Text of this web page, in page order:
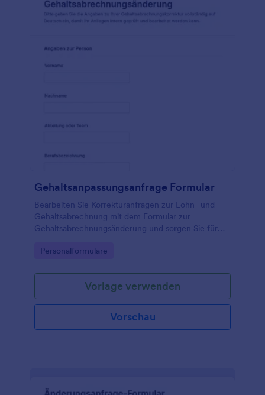
Gehaltsanpassungsanfrage Formular
Bearbeiten Sie Korrekturanfragen zur Lohn- und
Gehaltsabrechnung mit dem Formular zur
Gehaltsabrechnungsänderung und sorgen Sie für
nachvollziehbare Formularantworten in Jotform.
Go to Category:
Personalformulare
Vorlage verwenden
Vorschau